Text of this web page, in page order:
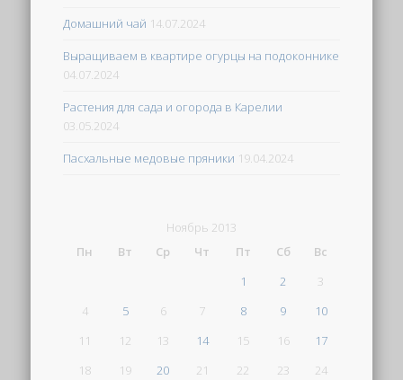
Домашний чай 14.07.2024
Выращиваем в квартире огурцы на подоконнике
04.07.2024
Растения для сада и огорода в Карелии
03.05.2024
Пасхальные медовые пряники 19.04.2024
Ноябрь 2013
Пн
Вт Ср Чт Пт Сб
Вс
1
2
3
4
5 6 7 8 9
10
11
12 13 14 15 16
17
18
19 20 21 22 23
24